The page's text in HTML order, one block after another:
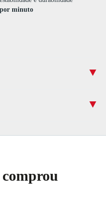
minuto